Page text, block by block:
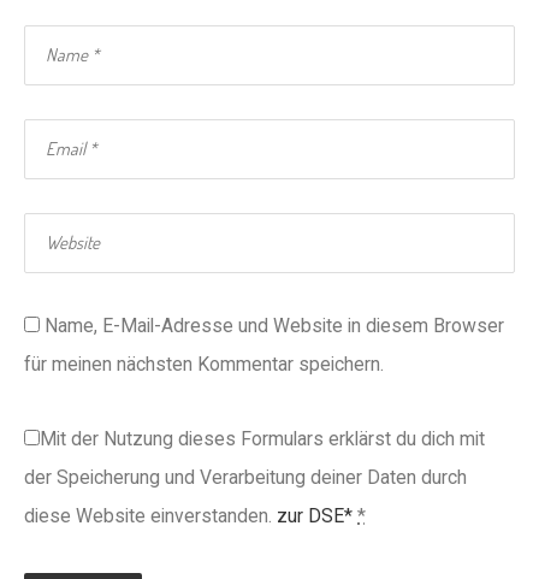
Name, E-Mail-Adresse und Website in diesem Browser
für meinen nächsten Kommentar speichern.
Mit der Nutzung dieses Formulars erklärst du dich mit
der Speicherung und Verarbeitung deiner Daten durch
diese Website einverstanden. zur DSE* *